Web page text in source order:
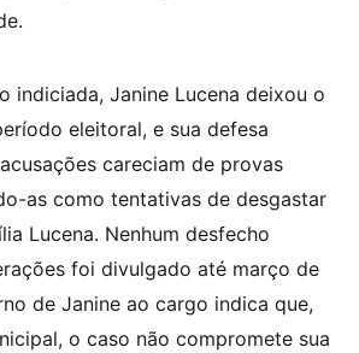
indiciada, Janine Lucena deixou o
eleitoral, e sua defesa
careciam de provas
as como tentativas de desgastar
Lucena. Nenhum desfecho
foi divulgado até março de
de Janine ao cargo indica que,
o caso não compromete sua